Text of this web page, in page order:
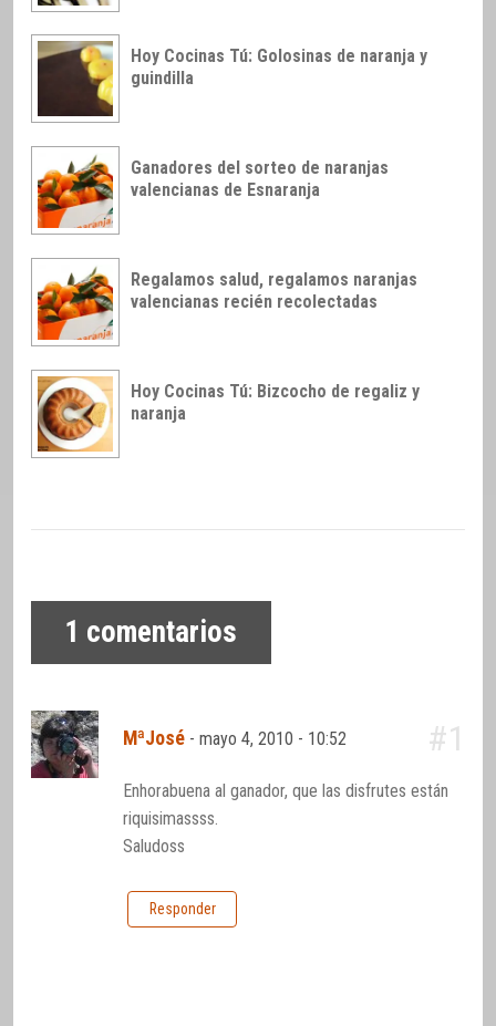
Hoy Cocinas Tú: Golosinas de naranja y
guindilla
Ganadores del sorteo de naranjas
valencianas de Esnaranja
Regalamos salud, regalamos naranjas
valencianas recién recolectadas
Hoy Cocinas Tú: Bizcocho de regaliz y
naranja
1 comentarios
MªJosé -mayo 4, 2010 - 10:52 #1
Enhorabuena al ganador, que las disfrutes están
riquisimassss.
Saludoss
Responder